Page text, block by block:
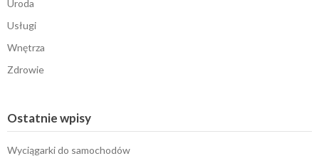
Uroda
Usługi
Wnętrza
Zdrowie
Ostatnie wpisy
Wyciągarki do samochodów